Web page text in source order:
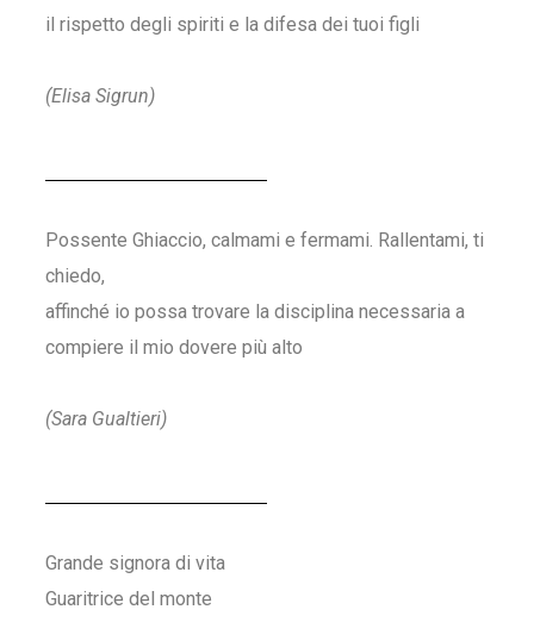
il rispetto degli spiriti e la difesa dei tuoi figli
(Elisa Sigrun)
Possente Ghiaccio, calmami e fermami. Rallentami, ti
chiedo,
affinché io possa trovare la disciplina necessaria a
compiere il mio dovere più alto
(Sara Gualtieri)
Grande signora di vita
Guaritrice del monte